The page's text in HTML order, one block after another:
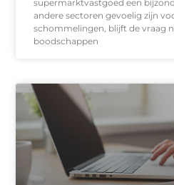
supermarktvastgoed een
andere sectoren gevoelig zijn
schommelingen, blijft de vraag
boodschappen